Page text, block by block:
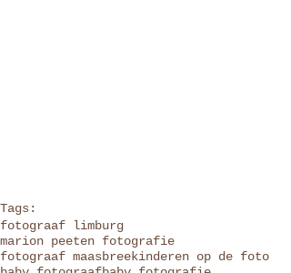
Tags:
fotograaf limburg
marion peeten fotografie
fotograaf maasbreekinderen op de foto